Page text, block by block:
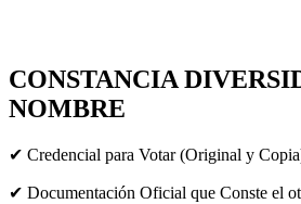
CONSTANCIA
NOMBRE
✔ Credencial para Votar (Original y
✔ Documentación Oficial que Conste el